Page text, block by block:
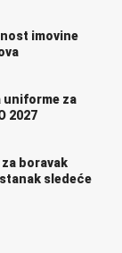
imovine
uniforme za
2027
boravak
sledeće